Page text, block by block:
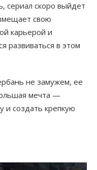
сериал скоро выйдет
свою
карьерой и
развиваться в этом
не замужем, ее
мечта —
и создать крепкую